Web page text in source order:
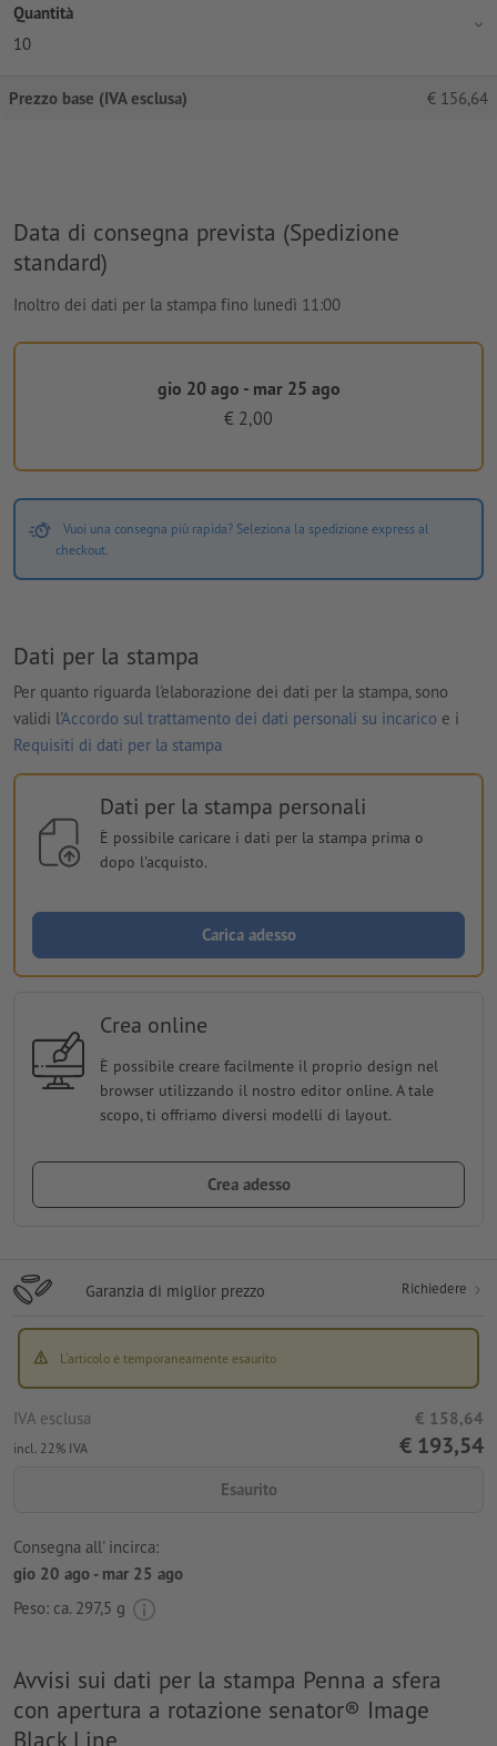
Quantità
10
Prezzo base (IVA esclusa) € 156,64
Data di consegna prevista (Spedizione
standard)
Inoltro dei dati per la stampa fino lunedì 11:00
gio 20 ago - mar 25 ago
€ 2,00
Vuoi una consegna più rapida? Seleziona la spedizione express al
checkout.
Dati per la stampa
Per quanto riguarda l'elaborazione dei dati per la stampa, sono
validi l'Accordo sul trattamento dei dati personali su incarico e i
Requisiti di dati per la stampa
Dati per la stampa personali
È possibile caricare i dati per la stampa prima o
dopo l'acquisto.
Carica adesso
Crea online
È possibile creare facilmente il proprio design nel
browser utilizzando il nostro editor online. A tale
scopo, ti offriamo diversi modelli di layout.
Crea adesso
Garanzia di miglior prezzo Richiedere
L'articolo è temporaneamente esaurito
IVA esclusa € 158,64
incl. 22% IVA € 193,54
Esaurito
Consegna all' incirca:
gio 20 ago - mar 25 ago
Peso: ca. 297,5 g
Avvisi sui dati per la stampa Penna a sfera
con apertura a rotazione senator® Image
Black Line